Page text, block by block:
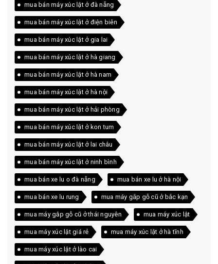
mua bán máy xúc lật ở đà nẵng
mua bán máy xúc lật ở điện biên
mua bán máy xúc lật ở gia lai
mua bán máy xúc lật ở hà giang
mua bán máy xúc lật ở hà nam
mua bán máy xúc lật ở hà nội
mua bán máy xúc lật ở hải phòng
mua bán máy xúc lật ở kon tum
mua bán máy xúc lật ở lai châu
mua bán máy xúc lật ở ninh bình
mua bán xe lu o đà nẵng mua bán xe lu ở hà nội
mua bán xe lu rung mua máy gắp gỗ cũ ở bắc kạn
mua máy gắp gỗ cũ ở thái nguyên mua máy xúc lật
mua máy xúc lật giá rẻ mua máy xúc lật ở hà tĩnh
mua máy xúc lật ở lào cai